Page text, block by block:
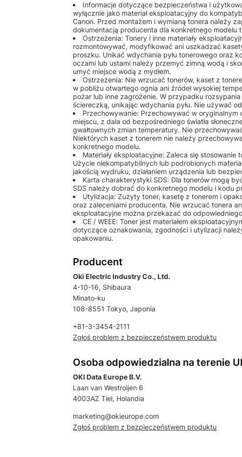
Informacje dotyczące bezpieczeństwa i
wyłącznie jako materiał eksploatacyjny do
Canon. Przed montażem i wymianą tonera należy
dokumentacją producenta dla konkretnego modelu
Ostrzeżenia: Tonery i inne materiały
rozmontowywać, modyfikować ani uszkadzać
proszku. Unikać wdychania pyłu tonerowego oraz
oczami lub ustami należy przemyć zimną wodą i
umyć miejsce wodą z mydłem.
Ostrzeżenia: Nie wrzucać tonerów, kaset z
w pobliżu otwartego ognia ani źródeł wysokiej
pożar lub inne zagrożenie. W przypadku
ściereczką, unikając wdychania pyłu. Nie używać
Przechowywanie: Przechowywać w oryginalnym
miejscu, z dala od bezpośredniego światła
gwałtownych zmian temperatury. Nie
Niektórych kaset z tonerem nie należy
konkretnego modelu.
Materiały eksploatacyjne: Zaleca się
Użycie niekompatybilnych lub podrobionych
jakością wydruku, działaniem urządzenia lub
Karta charakterystyki SDS: Dla tonerów mogą
SDS należy dobrać do konkretnego modelu i kodu
Utylizacja: Zużyty toner, kasetę z tonerem i
oraz zaleceniami producenta. Nie wrzucać tonera
eksploatacyjne można przekazać do
CE / WEEE: Toner jest materiałem
dotyczące oznakowania, zgodności i utylizacji
opakowaniu.
Producent
Oki Electric Industry Co., Ltd.
4-10-16, Shibaura
Minato-ku
108-8551 Tokyo, Japonia
+81-3-3454-2111
Zgłoś problem z bezpieczeństwem produktu
Osoba odpowiedzialna na terenie
OKI Data Europe B.V.
Laan van Westroijen 6
4003AZ Tiel, Holandia
marketing@okieurope.com
Zgłoś problem z bezpieczeństwem produktu